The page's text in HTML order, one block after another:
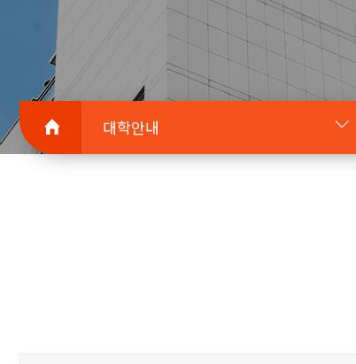
대학안내